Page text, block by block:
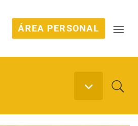
ÁREA PERSONAL